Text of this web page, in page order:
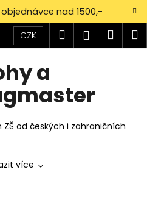
objednávce nad 1500,-
CZK
Hledat
a
od českých i zahraničních
více